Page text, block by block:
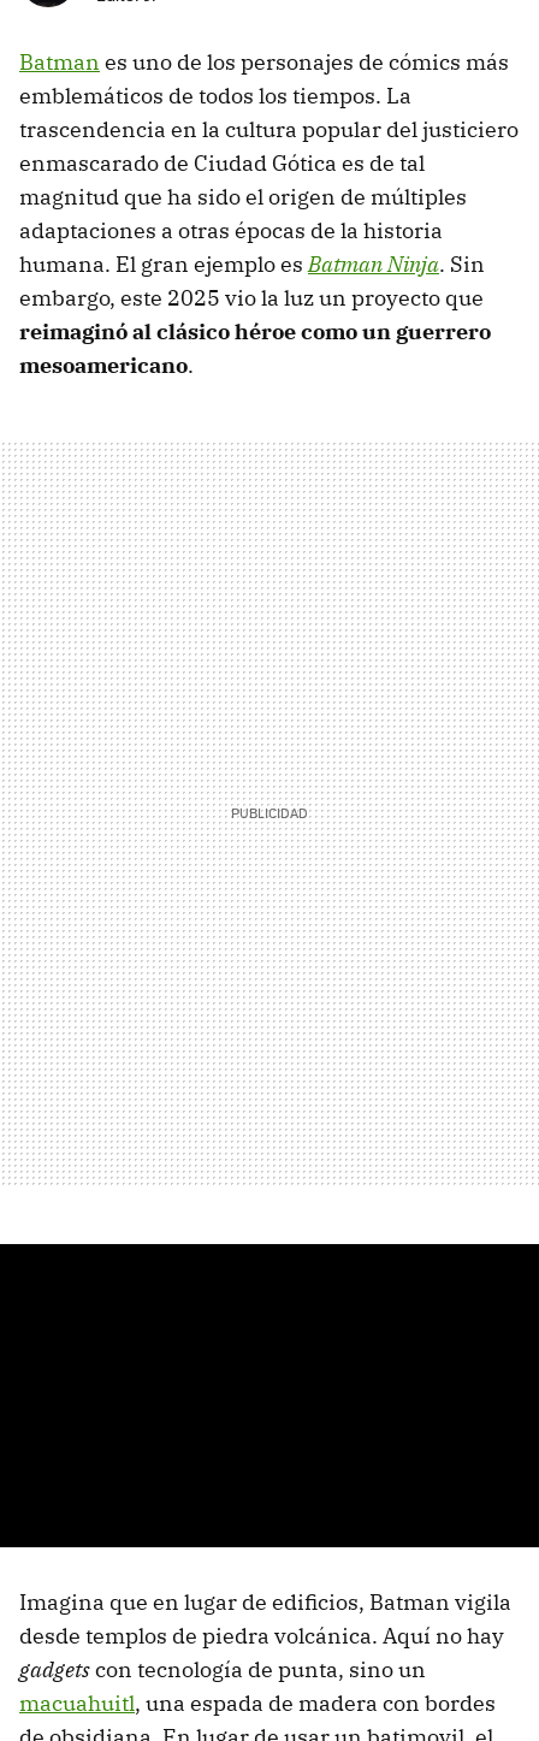
Batman es uno de los personajes de cómics más
emblemáticos de todos los tiempos. La
trascendencia en la cultura popular del justiciero
enmascarado de Ciudad Gótica es de tal
magnitud que ha sido el origen de múltiples
adaptaciones a otras épocas de la historia
humana. El gran ejemplo esBatman Ninja. Sin
embargo, este 2025 vio la luz un proyecto que
reimaginó al clásico héroe como un guerrero
mesoamericano.
Imagina que en lugar de edificios, Batman vigila
desde templos de piedra volcánica. Aquí no hay
gadgetscon tecnología de punta, sino un
macuahuitl, una espada de madera con bordes